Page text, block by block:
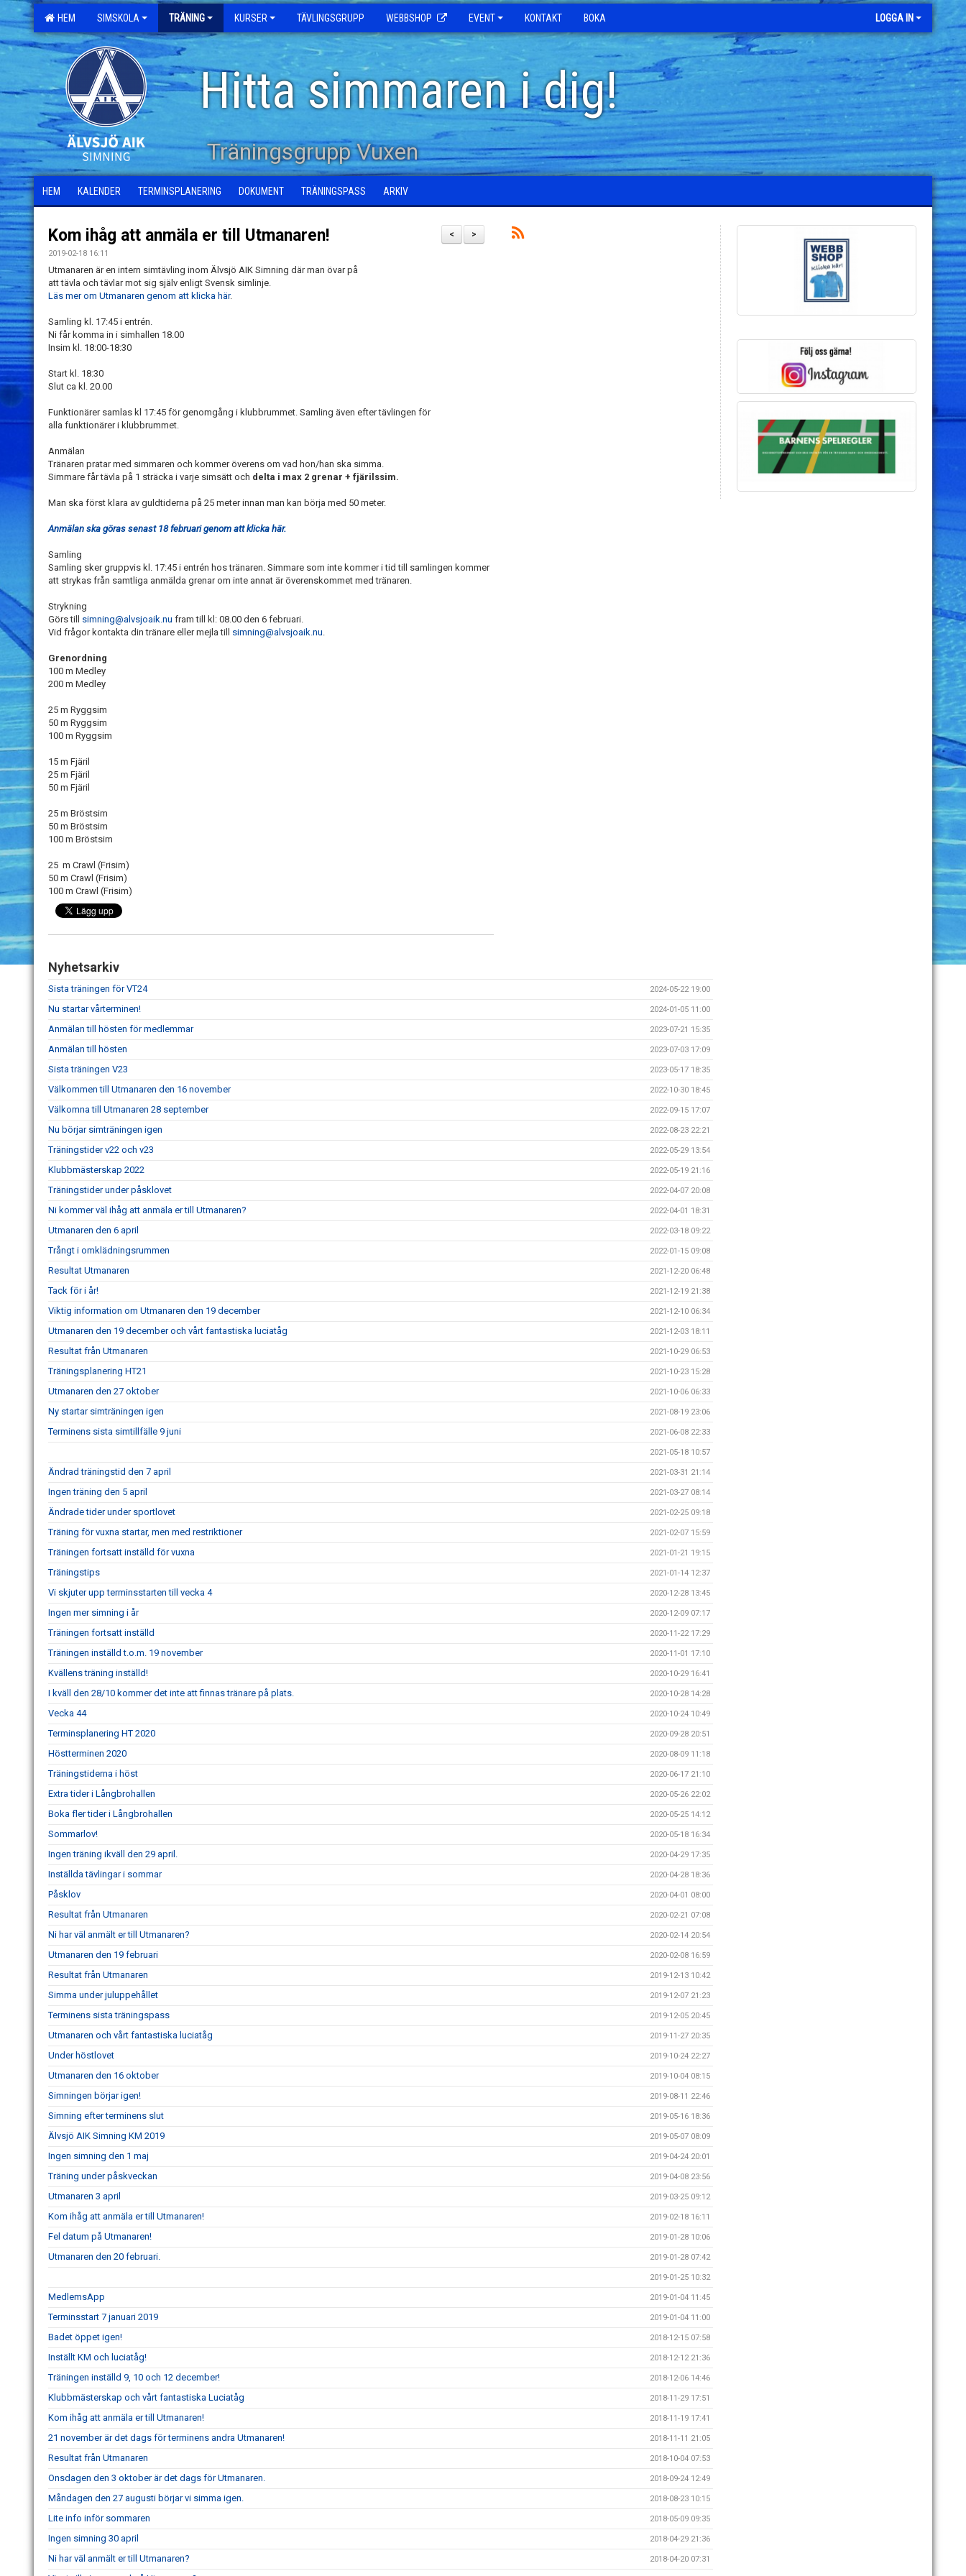
HEM SIMSKOLA TRÄNING KURSER TÄVLINGSGRUPP WEBBSHOP EVENT KONTAKT BOKA LOGGA IN
Hitta simmaren i dig!
Träningsgrupp Vuxen
HEM KALENDER TERMINSPLANERING DOKUMENT TRÄNINGSPASS ARKIV
>
<
Kom ihåg att anmäla er till Utmanaren!
2019-02-18 16:11
Utmanaren är en intern simtävling inom Älvsjö AIK Simning där man övar på
att tävla och tävlar mot sig själv enligt Svensk simlinje.
Läs mer om Utmanaren genom att klicka här.
Samling kl. 17:45 i entrén.
Ni får komma in i simhallen 18.00
Insim kl. 18:00-18:30
Start kl. 18:30
Slut ca kl. 20.00
Funktionärer samlas kl 17:45 för genomgång i klubbrummet. Samling även efter tävlingen för
alla funktionärer i klubbrummet.
Anmälan
Tränaren pratar med simmaren och kommer överens om vad hon/han ska simma.
Simmare får tävla på 1 sträcka i varje simsätt och delta i max 2 grenar + fjärilssim.
Man ska först klara av guldtiderna på 25 meter innan man kan börja med 50 meter.
Anmälan ska göras senast 18 februari genom att klicka här.
Samling
Samling sker gruppvis kl. 17:45 i entrén hos tränaren. Simmare som inte kommer i tid till samlingen kommer
att strykas från samtliga anmälda grenar om inte annat är överenskommet med tränaren.
Strykning
Görs till simning@alvsjoaik.nu fram till kl: 08.00 den 6 februari.
Vid frågor kontakta din tränare eller mejla till simning@alvsjoaik.nu.
Grenordning
100 m Medley
200 m Medley
25 m Ryggsim
50 m Ryggsim
100 m Ryggsim
15 m Fjäril
25 m Fjäril
50 m Fjäril
25 m Bröstsim
50 m Bröstsim
100 m Bröstsim
25 m Crawl (Frisim)
50 m Crawl (Frisim)
100 m Crawl (Frisim)
Nyhetsarkiv
Sista träningen för VT24 2024-05-22 19:00
Nu startar vårterminen! 2024-01-05 11:00
Anmälan till hösten för medlemmar 2023-07-21 15:35
Anmälan till hösten 2023-07-03 17:09
Sista träningen V23 2023-05-17 18:35
Välkommen till Utmanaren den 16 november 2022-10-30 18:45
Välkomna till Utmanaren 28 september 2022-09-15 17:07
Nu börjar simträningen igen 2022-08-23 22:21
Träningstider v22 och v23 2022-05-29 13:54
Klubbmästerskap 2022 2022-05-19 21:16
Träningstider under påsklovet 2022-04-07 20:08
Ni kommer väl ihåg att anmäla er till Utmanaren? 2022-04-01 18:31
Utmanaren den 6 april 2022-03-18 09:22
Trångt i omklädningsrummen 2022-01-15 09:08
Resultat Utmanaren 2021-12-20 06:48
Tack för i år! 2021-12-19 21:38
Viktig information om Utmanaren den 19 december 2021-12-10 06:34
Utmanaren den 19 december och vårt fantastiska luciatåg 2021-12-03 18:11
Resultat från Utmanaren 2021-10-29 06:53
Träningsplanering HT21 2021-10-23 15:28
Utmanaren den 27 oktober 2021-10-06 06:33
Ny startar simträningen igen 2021-08-19 23:06
Terminens sista simtillfälle 9 juni 2021-06-08 22:33
2021-05-18 10:57
Ändrad träningstid den 7 april 2021-03-31 21:14
Ingen träning den 5 april 2021-03-27 08:14
Ändrade tider under sportlovet 2021-02-25 09:18
Träning för vuxna startar, men med restriktioner 2021-02-07 15:59
Träningen fortsatt inställd för vuxna 2021-01-21 19:15
Träningstips 2021-01-14 12:37
Vi skjuter upp terminsstarten till vecka 4 2020-12-28 13:45
Ingen mer simning i år 2020-12-09 07:17
Träningen fortsatt inställd 2020-11-22 17:29
Träningen inställd t.o.m. 19 november 2020-11-01 17:10
Kvällens träning inställd! 2020-10-29 16:41
I kväll den 28/10 kommer det inte att finnas tränare på plats. 2020-10-28 14:28
Vecka 44 2020-10-24 10:49
Terminsplanering HT 2020 2020-09-28 20:51
Höstterminen 2020 2020-08-09 11:18
Träningstiderna i höst 2020-06-17 21:10
Extra tider i Långbrohallen 2020-05-26 22:02
Boka fler tider i Långbrohallen 2020-05-25 14:12
Sommarlov! 2020-05-18 16:34
Ingen träning ikväll den 29 april. 2020-04-29 17:35
Inställda tävlingar i sommar 2020-04-28 18:36
Påsklov 2020-04-01 08:00
Resultat från Utmanaren 2020-02-21 07:08
Ni har väl anmält er till Utmanaren? 2020-02-14 20:54
Utmanaren den 19 februari 2020-02-08 16:59
Resultat från Utmanaren 2019-12-13 10:42
Simma under juluppehållet 2019-12-07 21:23
Terminens sista träningspass 2019-12-05 20:45
Utmanaren och vårt fantastiska luciatåg 2019-11-27 20:35
Under höstlovet 2019-10-24 22:27
Utmanaren den 16 oktober 2019-10-04 08:15
Simningen börjar igen! 2019-08-11 22:46
Simning efter terminens slut 2019-05-16 18:36
Älvsjö AIK Simning KM 2019 2019-05-07 08:09
Ingen simning den 1 maj 2019-04-24 20:01
Träning under påskveckan 2019-04-08 23:56
Utmanaren 3 april 2019-03-25 09:12
Kom ihåg att anmäla er till Utmanaren! 2019-02-18 16:11
Fel datum på Utmanaren! 2019-01-28 10:06
Utmanaren den 20 februari. 2019-01-28 07:42
2019-01-25 10:32
MedlemsApp 2019-01-04 11:45
Terminsstart 7 januari 2019 2019-01-04 11:00
Badet öppet igen! 2018-12-15 07:58
Inställt KM och luciatåg! 2018-12-12 21:36
Träningen inställd 9, 10 och 12 december! 2018-12-06 14:46
Klubbmästerskap och vårt fantastiska Luciatåg 2018-11-29 17:51
Kom ihåg att anmäla er till Utmanaren! 2018-11-19 17:41
21 november är det dags för terminens andra Utmanaren! 2018-11-11 21:05
Resultat från Utmanaren 2018-10-04 07:53
Onsdagen den 3 oktober är det dags för Utmanaren. 2018-09-24 12:49
Måndagen den 27 augusti börjar vi simma igen. 2018-08-23 10:15
Lite info inför sommaren 2018-05-09 09:35
Ingen simning 30 april 2018-04-29 21:36
Ni har väl anmält er till Utmanaren? 2018-04-20 07:31